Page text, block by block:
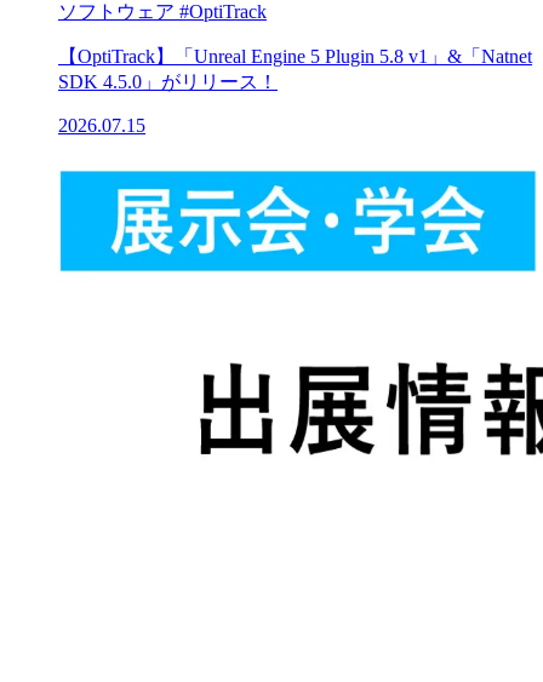
ソフトウェア #OptiTrack
【OptiTrack】「Unreal Engine 5 Plugin 5.8 v1」&「Natnet
SDK 4.5.0」がリリース！
2026.07.15